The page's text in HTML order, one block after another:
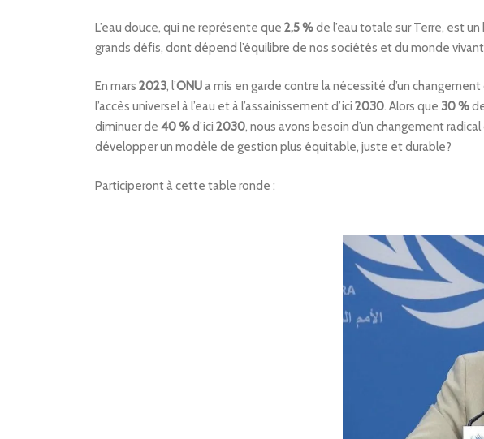
L’eau douce, qui ne représente que 2,5 %de l’eau totale sur Terre, est
grands défis, dont dépend l’équilibre de nos sociétés et du monde
En mars 2023, l’ONUa mis en garde contre la nécessité d’un
l’accès universel à l’eau et à l’assainissement d’ici 2030. Alors que 30 %
diminuer de 40 %d’ici 2030, nous avons besoin d’un changement
développer un modèle de gestion plus équitable, juste et durable?
Participeront à cette table ronde :